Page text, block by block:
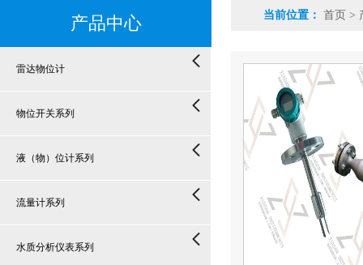
产品中心
雷达物位计
物位开关系列
液（物）位计系列
流量计系列
水质分析仪表系列
当前位置： 首页 >